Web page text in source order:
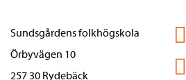
Sundsgårdens folkhögskola
Örbyvägen 10
257 30 Rydebäck